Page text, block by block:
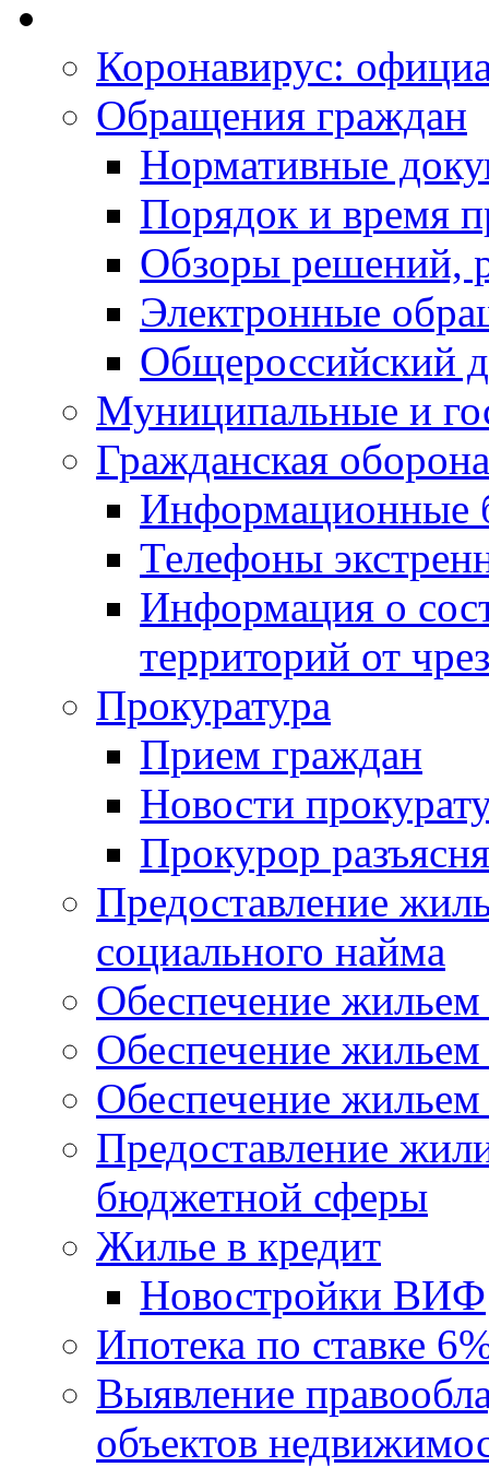
Коронавирус:
Обращения граждан
Нормативные
Порядок и время
Обзоры решений,
Электронные
Общероссийский
Муниципальные и
Гражданская
Информационные
Телефоны
Информация о
территорий от
Прокуратура
Прием граждан
Новости
Прокурор
Предоставление
социального найма
Обеспечение
Обеспечение
Обеспечение жильем
Предоставление
бюджетной сферы
Жилье в кредит
Новостройки ВИФ
Ипотека по ставке
Выявление
объектов